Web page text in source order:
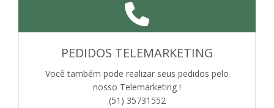
PEDIDOS TELEMARKETING
Você também pode realizar seus pedidos pelo
nosso Telemarketing !
(51) 35731552